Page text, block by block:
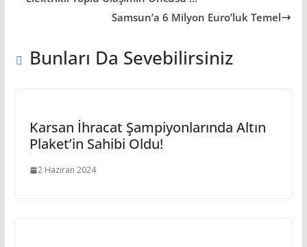
Samsun’a 6 Milyon Euro’luk Temel
Bunları Da Sevebilirsiniz
Karsan İhracat Şampiyonlarında Altın
Plaket’in Sahibi Oldu!
2 Haziran 2024